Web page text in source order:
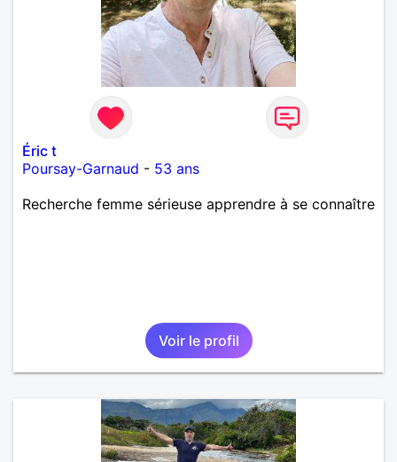
Éric t
Poursay-Garnaud - 53 ans
Recherche femme sérieuse apprendre à se connaître
Voir le profil